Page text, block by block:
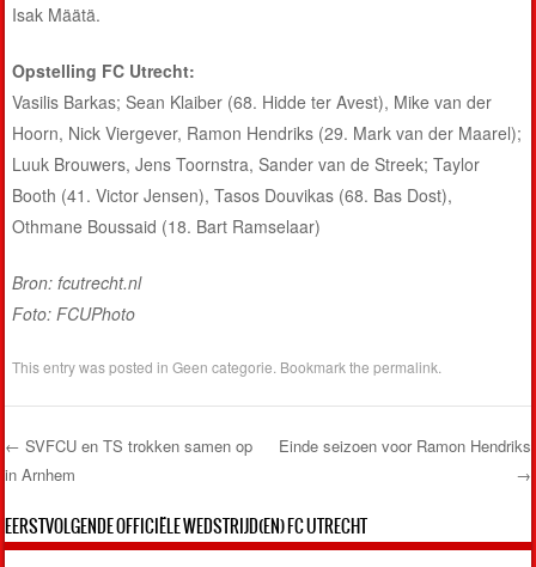
Isak Määtä.
Opstelling FC Utrecht:
Vasilis Barkas; Sean Klaiber (68. Hidde ter Avest), Mike van der
Hoorn, Nick Viergever, Ramon Hendriks (29. Mark van der Maarel);
Luuk Brouwers, Jens Toornstra, Sander van de Streek; Taylor
Booth (41. Victor Jensen), Tasos Douvikas (68. Bas Dost),
Othmane Boussaid (18. Bart Ramselaar)
Bron: fcutrecht.nl
Foto: FCUPhoto
This entry was posted inGeen categorie . Bookmark thepermalink
Post navigation
← SVFCU en TS trokken samen op
in Arnhem
Einde seizoen voor Ramon Hendriks
→
EERSTVOLGENDE OFFICIËLE WEDSTRIJD(EN) FC UTRECHT